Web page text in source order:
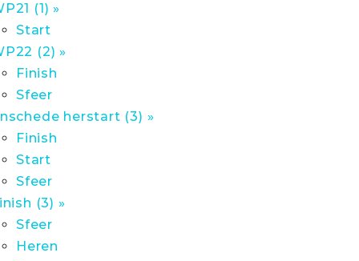
(1) »
Start
(2) »
Finish
Sfeer
herstart (3) »
Finish
Start
Sfeer
(3) »
Sfeer
Heren